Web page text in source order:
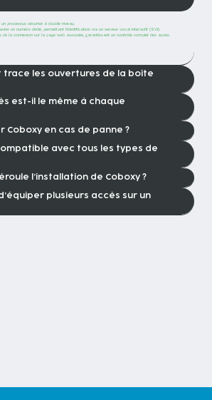
processus sécurisé à double niveau.
un numéro dédié, permettant l’identification via un serveur vocal interactif (SVI).
de la connexion sur la page web associée, garantissant un contrôle complet des accès.
trace les ouvertures de la boîte
est-il le même à chaque
Coboxy en cas de panne ?
avec tous les types de
l’installation de Coboxy ?
plusieurs accès sur un